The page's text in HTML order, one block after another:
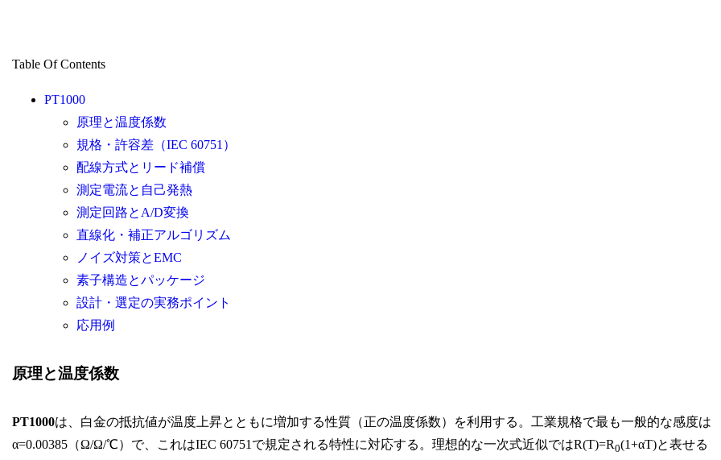
Table Of Contents
PT1000
原理と温度係数
規格・許容差（IEC 60751）
配線方式とリード補償
測定電流と自己発熱
測定回路とA/D変換
直線化・補正アルゴリズム
ノイズ対策とEMC
素子構造とパッケージ
設計・選定の実務ポイント
応用例
原理と温度係数
PT1000は、白金の抵抗値が温度上昇とともに増加する性質（正の温度係数）を利用する。工業規格で最も一般的な感度は
α=0.00385（Ω/Ω/℃）で、これはIEC 60751で規定される特性に対応する。理想的な一次式近似ではR(T)=R0(1+αT)と表せる